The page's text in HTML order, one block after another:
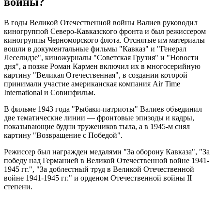
В годы Великой Отечественной войны Валиев руководил
киногруппой Северо-Кавказского фронта и был режиссером
киногруппы Черноморского флота. Отснятые им материалы
вошли в документальные фильмы "Кавказ" и "Генерал
Леселидзе", киножурналы "Советская Грузия" и "Новости
дня", а позже Роман Кармен включил их в многосерийную
картину "Великая Отечественная", в создании которой
принимали участие американская компания Air Time
International и Совинфильм.
В фильме 1943 года "Рыбаки-патриоты" Валиев объединил
две тематические линии — фронтовые эпизоды и кадры,
показывающие будни тружеников тыла, а в 1945-м снял
картину "Возвращение с Победой".
Режиссер был награжден медалями "За оборону Кавказа", "За
победу над Германией в Великой Отечественной войне 1941-
1945 гг.", "За доблестный труд в Великой Отечественной
войне 1941-1945 гг." и орденом Отечественной войны II
степени.